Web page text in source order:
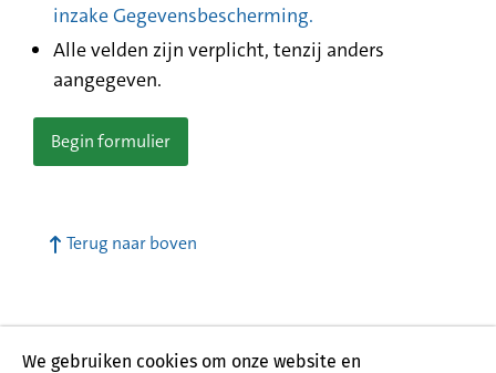
inzake Gegevensbescherming.
Alle velden zijn verplicht, tenzij anders
aangegeven.
Begin formulier
Terug naar boven
We gebruiken cookies om onze website en